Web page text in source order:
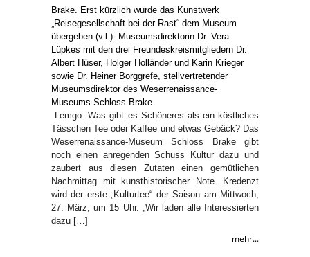
Lemgo. Was gibt es Schöneres als ein köstliches
Tässchen Tee oder Kaffee und etwas Gebäck? Das
Weserrenaissance-Museum Schloss Brake gibt
noch einen anregenden Schuss Kultur dazu und
zaubert aus diesen Zutaten einen gemütlichen
Nachmittag mit kunsthistorischer Note. Kredenzt
wird der erste „Kulturtee“ der Saison am Mittwoch,
27. März, um 15 Uhr. „Wir laden alle Interessierten
dazu […]
mehr...